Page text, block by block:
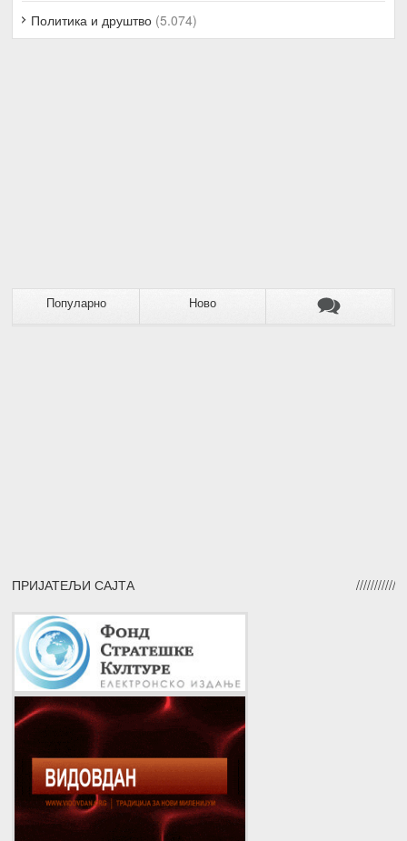
Политика и друштво (5.074)
Популарно Ново
ПРИЈАТЕЉИ САЈТА